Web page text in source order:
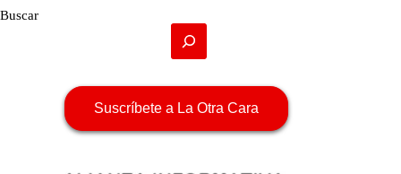
Buscar
Suscríbete a La Otra Cara